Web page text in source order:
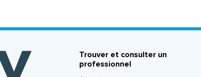
Trouver et consulter un
professionnel